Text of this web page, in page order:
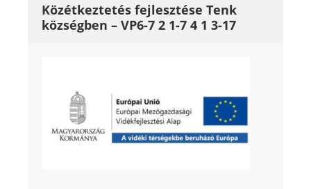
Közétkeztetés fejlesztése Tenk
községben – VP6-7 2 1-7 4 1 3-17